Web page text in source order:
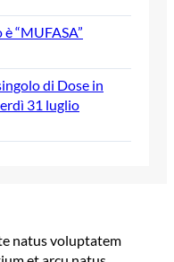
“MUFASA”
di Dose in
31 luglio
natus voluptatem